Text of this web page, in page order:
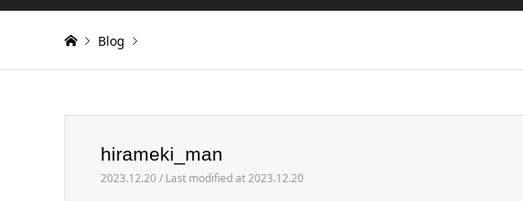
Blog
hirameki_man
hirameki_man
2023.12.20 / Last modified at 2023.12.20